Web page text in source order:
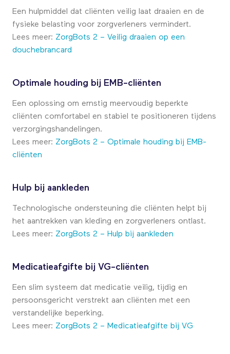
Een hulpmiddel dat cliënten veilig laat draaien en de
fysieke belasting voor zorgverleners vermindert.
Lees meer: ZorgBots 2 – Veilig draaien op een
douchebrancard
Optimale houding bij EMB-cliënten
Een oplossing om ernstig meervoudig beperkte
cliënten comfortabel en stabiel te positioneren tijdens
verzorgingshandelingen.
Lees meer: ZorgBots 2 – Optimale houding bij EMB-
cliënten
Hulp bij aankleden
Technologische ondersteuning die cliënten helpt bij
het aantrekken van kleding en zorgverleners ontlast.
Lees meer: ZorgBots 2 – Hulp bij aankleden
Medicatieafgifte bij VG-cliënten
Een slim systeem dat medicatie veilig, tijdig en
persoonsgericht verstrekt aan cliënten met een
verstandelijke beperking.
Lees meer: ZorgBots 2 – Medicatieafgifte bij VG